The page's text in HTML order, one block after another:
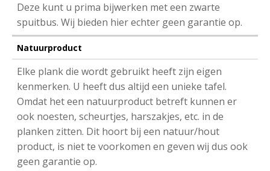
Deze kunt u prima bijwerken met een zwarte
spuitbus. Wij bieden hier echter geen garantie op.
Natuurproduct
Elke plank die wordt gebruikt heeft zijn eigen
kenmerken. U heeft dus altijd een unieke tafel.
Omdat het een natuurproduct betreft kunnen er
ook noesten, scheurtjes, harszakjes, etc. in de
planken zitten. Dit hoort bij een natuur/hout
product, is niet te voorkomen en geven wij dus ook
geen garantie op.